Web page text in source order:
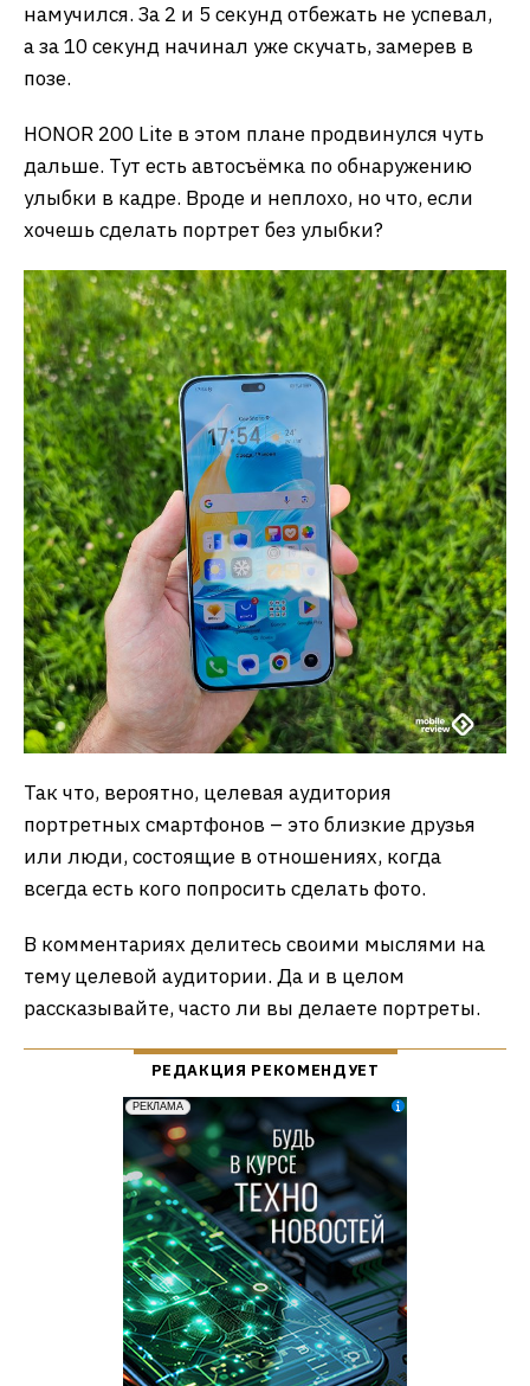
намучился. За 2 и 5 секунд отбежать не успевал,
а за 10 секунд начинал уже скучать, замерев в
позе.
HONOR 200 Lite в этом плане продвинулся чуть
дальше. Тут есть автосъёмка по обнаружению
улыбки в кадре. Вроде и неплохо, но что, если
хочешь сделать портрет без улыбки?
Так что, вероятно, целевая аудитория
портретных смартфонов – это близкие друзья
или люди, состоящие в отношениях, когда
всегда есть кого попросить сделать фото.
В комментариях делитесь своими мыслями на
тему целевой аудитории. Да и в целом
рассказывайте, часто ли вы делаете портреты.